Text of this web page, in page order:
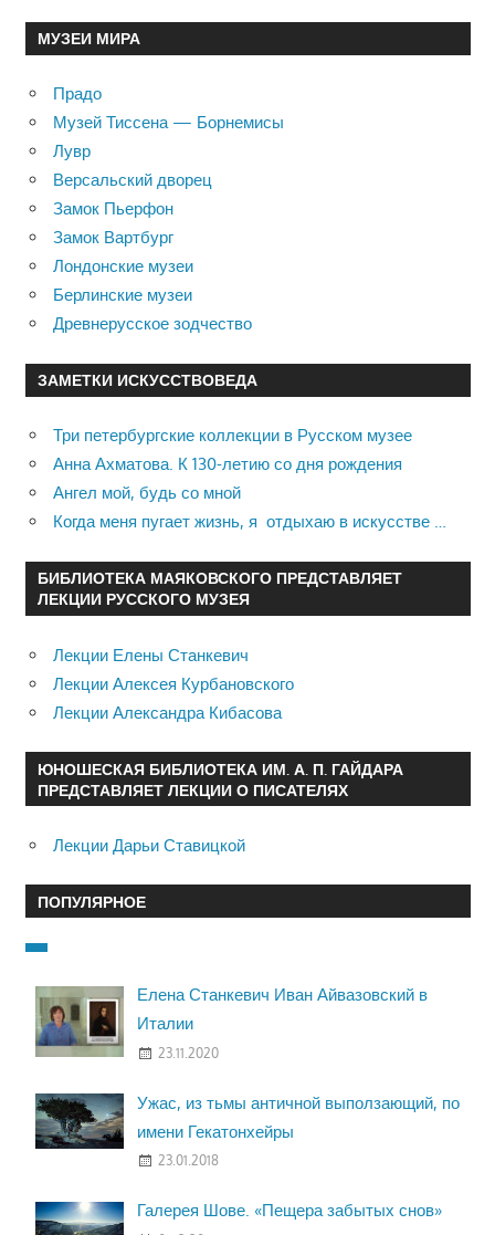
МУЗЕИ МИРА
Прадо
Музей Тиссена — Борнемисы
Лувр
Версальский дворец
Замок Пьерфон
Замок Вартбург
Лондонские музеи
Берлинские музеи
Древнерусское зодчество
ЗАМЕТКИ ИСКУССТВОВЕДА
Три петербургские коллекции в Русском музее
Анна Ахматова. К 130-летию со дня рождения
Ангел мой, будь со мной
Когда меня пугает жизнь, я отдыхаю в искусстве …
БИБЛИОТЕКА МАЯКОВСКОГО ПРЕДСТАВЛЯЕТ
ЛЕКЦИИ РУССКОГО МУЗЕЯ
Лекции Елены Станкевич
Лекции Алексея Курбановского
Лекции Александра Кибасова
ЮНОШЕСКАЯ БИБЛИОТЕКА ИМ. А. П. ГАЙДАРА
ПРЕДСТАВЛЯЕТ ЛЕКЦИИ О ПИСАТЕЛЯХ
Лекции Дарьи Ставицкой
ПОПУЛЯРНОЕ
Елена Станкевич Иван Айвазовский в
Италии
23.11.2020
Ужас, из тьмы античной выползающий, по
имени Гекатонхейры
23.01.2018
Галерея Шове. «Пещера забытых снов»